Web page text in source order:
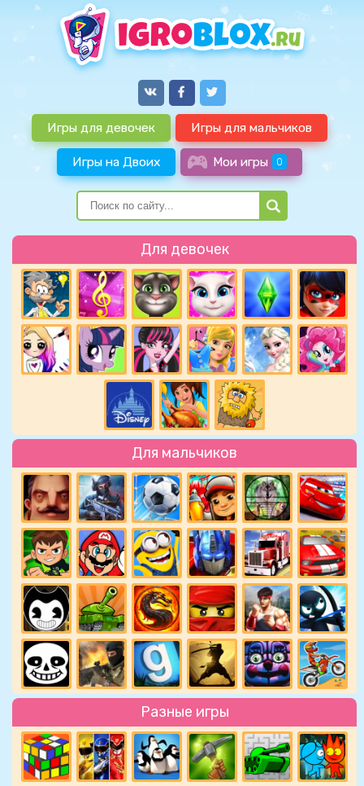
Игры для девочек Игры для мальчиков
Игры на Двоих Мои игры 0
Для девочек
Для мальчиков
Разные игры